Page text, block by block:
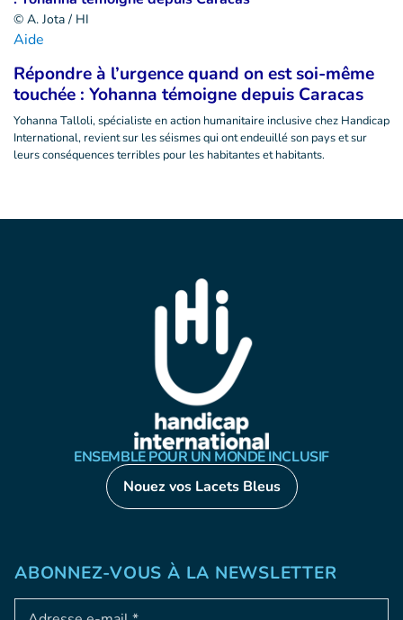
© A. Jota / HI
Aide
Répondre à l’urgence quand on est soi-même
touchée : Yohanna témoigne depuis Caracas
Yohanna Talloli, spécialiste en action humanitaire inclusive chez Handicap
International, revient sur les séismes qui ont endeuillé son pays et sur
leurs conséquences terribles pour les habitantes et habitants.
ENSEMBLE POUR UN MONDE INCLUSIF
Nouez vos Lacets Bleus
ABONNEZ-VOUS À LA NEWSLETTER
Adresse e-mail